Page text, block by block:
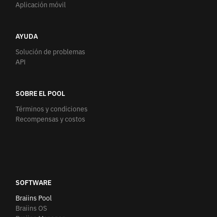
Aplicación móvil
AYUDA
Solución de problemas
API
SOBRE EL POOL
Términos y condiciones
Recompensas y costos
SOFTWARE
Braiins Pool
Braiins OS